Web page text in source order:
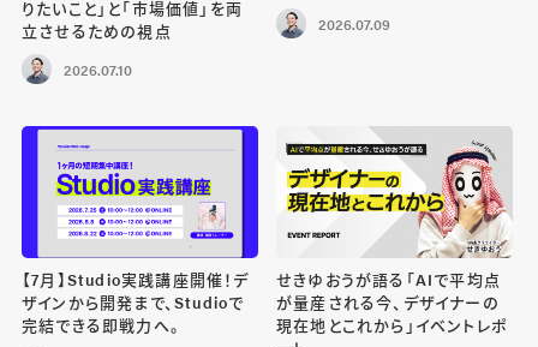
りたいこと」と「市場価値」を両
立させるための視点
2026.07.10
2026.07.09
【7月】Studio実践講座開催！デ
ザインから開発まで、Studioで
完結できる即戦力へ。
せきゆおうが語る「AIで平均点
が量産される今、デザイナーの
現在地とこれから」イベントレポ